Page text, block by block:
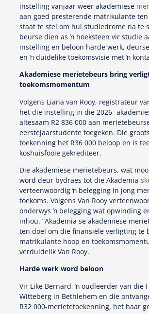
instelling vanjaar weer akademiese
aan goed presterende matrikulante
staat te stel om hul studiedrome na te
beurse dien as ŉ hoeksteen vir studie
instelling en beloon harde werk,
en ŉ duidelike toekomsvisie met ŉ
Akademiese merietebeurs bring
toekomsmomentum
Volgens Liana van Rooy, registrateur
het die instelling in die 2026-
altesaam R2 836 000 aan
eerstejaarstudente toegeken. Die
toekenning het R36 000 beloop en is
koshuisfooie gekrediteer.
Die akademiese merietebeurs, wat
word deur bydraes tot die Akademia-
verteenwoordig ŉ belegging in jong
toekoms. Volgens Van Rooy
onderwys ŉ belegging wat opwinding
inhou. “Akademia se akademiese
ten doel om die finansiële verligting te
matrikulante hoop en
verduidelik Van Rooy.
Harde werk word beloon
Vir Like Bernard, ŉ oudleerder van die
Witteberg in Bethlehem en die
R32 000-merietetoekenning, het haar